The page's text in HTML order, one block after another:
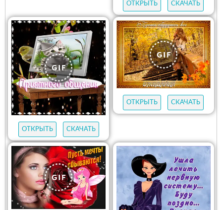
ОТКРЫТЬ СКАЧАТЬ
ОТКРЫТЬ СКАЧАТЬ
ОТКРЫТЬ СКАЧАТЬ